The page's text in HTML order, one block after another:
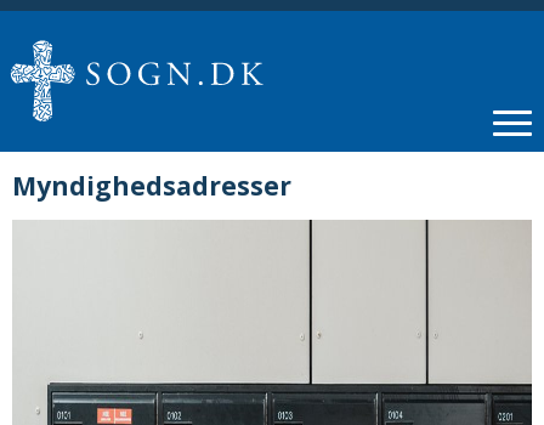
Myndighedsadresser